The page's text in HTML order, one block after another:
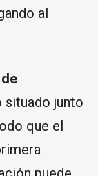
al
situado junto
que el